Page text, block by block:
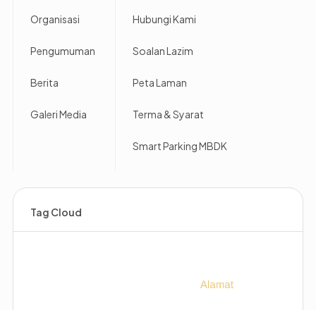
Organisasi
Pengumuman
Berita
Galeri Media
Hubungi Kami
Soalan Lazim
Peta Laman
Terma & Syarat
Smart Parking MBDK
Tag Cloud